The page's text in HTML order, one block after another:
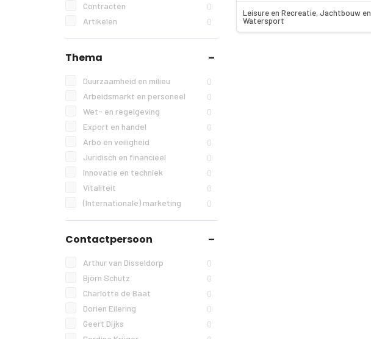
Contracten 0
Artikelen 0
Thema
Duurzaamheid en milieu 0
Arbeidsmarkt en personeel 0
Wet- en regelgeving 0
Export en handel 0
Arbo en veiligheid 0
Juridisch en financieel 0
Innovatie en techniek 0
Vitaliteit 0
(Internationale) marketing 0
Contactpersoon
Arthur van Disseldorp 0
Björn Schutz 0
Charlotte de Baat 0
Dorien Eilering 0
Geert Dijks 0
Leisure en Recreatie, Jachtbouw en
Watersport